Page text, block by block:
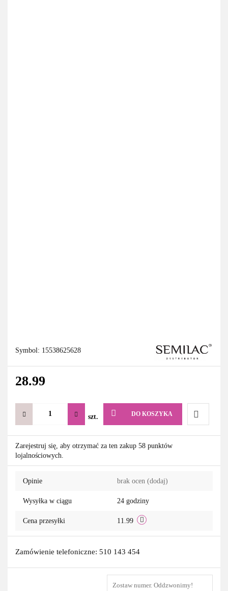
Symbol: 15538625628
28.99
szt. DO KOSZYKA
Do
Zarejestruj się, aby otrzymać za ten zakup 58 punktów
lojalnościowych.
Opinie brak ocen (dodaj)
Wysyłka w ciągu 24 godziny
Cena przesyłki 11.99
Zamówienie telefoniczne: 510 143 454